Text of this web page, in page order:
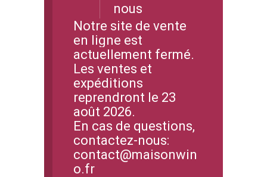
nous
Notre site de vente
en ligne est
actuellement fermé.
Les ventes et
expéditions
reprendront le 23
août 2026.
En cas de questions,
contactez-nous:
contact@maisonwin
o.fr